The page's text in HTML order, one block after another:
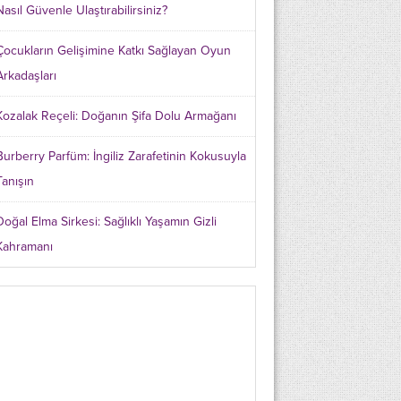
Güvenle Ulaştırabilirsiniz?
Gelişimine Katkı Sağlayan Oyun
Reçeli: Doğanın Şifa Dolu Armağanı
Parfüm: İngiliz Zarafetinin Kokusuyla
Elma Sirkesi: Sağlıklı Yaşamın Gizli